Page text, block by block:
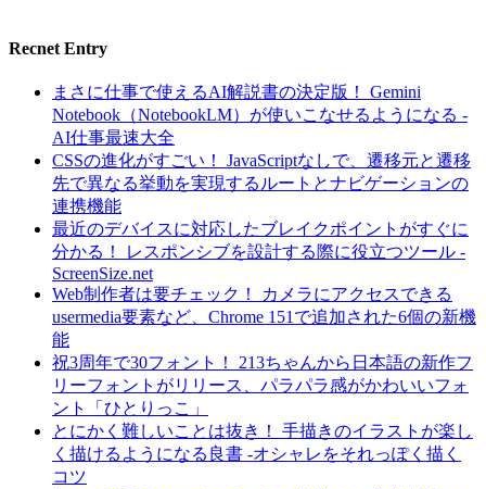
Recnet Entry
まさに仕事で使えるAI解説書の決定版！ Gemini
Notebook（NotebookLM）が使いこなせるようになる -
AI仕事最速大全
CSSの進化がすごい！ JavaScriptなしで、遷移元と遷移
先で異なる挙動を実現するルートとナビゲーションの
連携機能
最近のデバイスに対応したブレイクポイントがすぐに
分かる！ レスポンシブを設計する際に役立つツール -
ScreenSize.net
Web制作者は要チェック！ カメラにアクセスできる
usermedia要素など、Chrome 151で追加された6個の新機
能
祝3周年で30フォント！ 213ちゃんから日本語の新作フ
リーフォントがリリース、パラパラ感がかわいいフォ
ント「ひとりっこ」
とにかく難しいことは抜き！ 手描きのイラストが楽し
く描けるようになる良書 -オシャレをそれっぽく描く
コツ